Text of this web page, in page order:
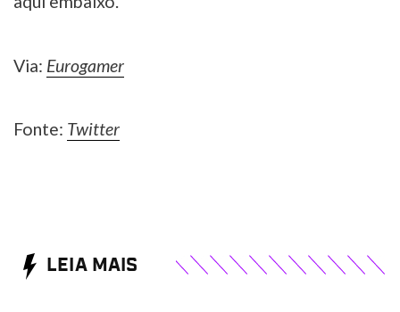
Via: Eurogamer
Fonte: Twitter
LEIA MAIS